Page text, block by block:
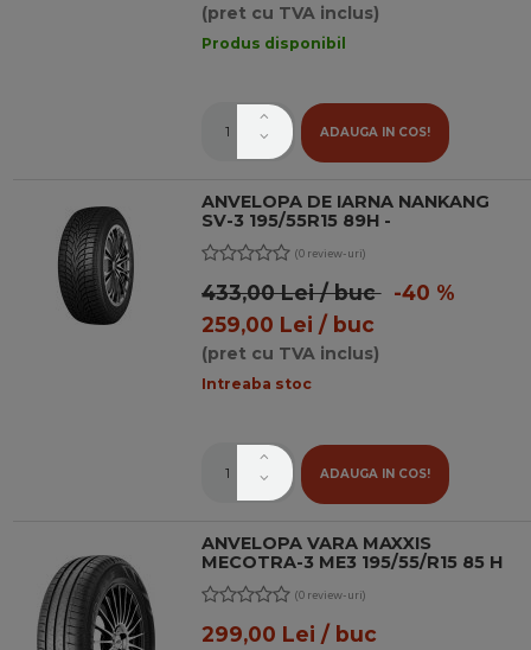
(pret cu TVA inclus)
Produs disponibil
ADAUGA IN COS!
ANVELOPA DE IARNA NANKANG
SV-3 195/55R15 89H -
(0 review-uri)
433,00 Lei / buc-40 %
259,00 Lei / buc
(pret cu TVA inclus)
Intreaba stoc
ADAUGA IN COS!
ANVELOPA VARA MAXXIS
MECOTRA-3 ME3 195/55/R15 85 H
(0 review-uri)
299,00 Lei / buc